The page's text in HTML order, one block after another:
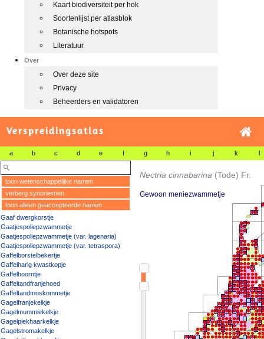
Kaart biodiversiteit per hok
Soortenlijst per atlasblok
Botanische hotspots
Literatuur
Over
Over deze site
Privacy
Beheerders en validatoren
Verspreidingsatlas
a b c d e f g h i j k l
toon wetenschappelijke namen
verberg synoniemen
toon alleen geaccepteerde namen
Gaaf dwergkorstje
Gaatjespoliepzwammetje
Gaatjespoliepzwammetje (var. lagenaria)
Gaatjespoliepzwammetje (var. tetraspora)
Gaffelborstelbekertje
Gaffelharig kwastkopje
Gaffelhoorntje
Gaffeltandfranjehoed
Gaffeltandmoskommetje
Gagelfranjekelkje
Gagelmummiekelkje
Gagelpiekhaarkelkje
Gagelstromakelkje
Nectria cinnabarina (Tode) Fr.
Gewoon meniezwammetje